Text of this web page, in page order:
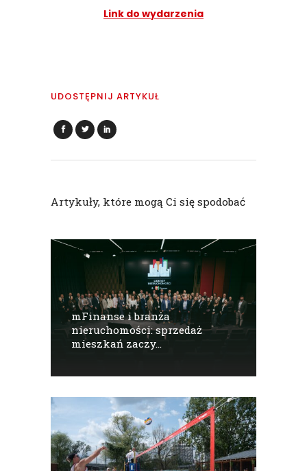
Link do wydarzenia
UDOSTĘPNIJ ARTYKUŁ
Artykuły, które mogą Ci się spodobać
mFinanse i branża
nieruchomości: sprzedaż
mieszkań zaczy...